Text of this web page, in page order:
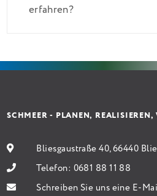
bei 35 Jahren Laufzeit und 10
Antragstellende verpflichten
Sanierung in
erfahren?
SCHMEER - PLANEN, REALISIEREN,
Bliesgaustraße 40, 66440
Telefon: 0681 88 11 88
Schreiben Sie uns eine E-